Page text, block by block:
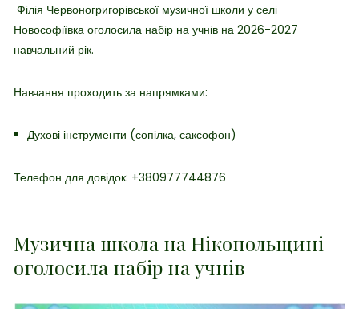
Філія Червоногригорівської музичної школи у селі
Новософіївка оголосила набір на учнів на 2026-2027
навчальний рік.
Навчання проходить за напрямками:
Духові інструменти (сопілка, саксофон)
Телефон для довідок: +380977744876
Музична школа на Нікопольщині
оголосила набір на учнів